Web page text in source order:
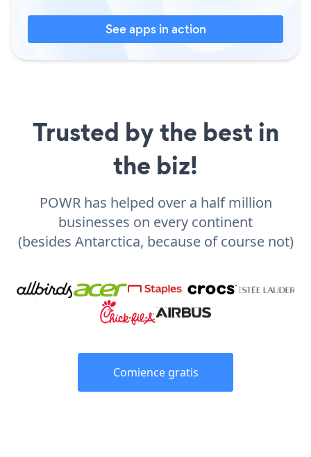
See apps in action
Trusted by the best in
the biz!
POWR has helped over a half million
businesses on every continent
(besides Antarctica, because of course not)
Comience gratis